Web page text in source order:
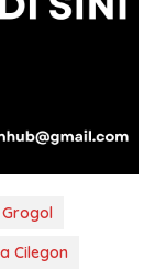
Cilegon